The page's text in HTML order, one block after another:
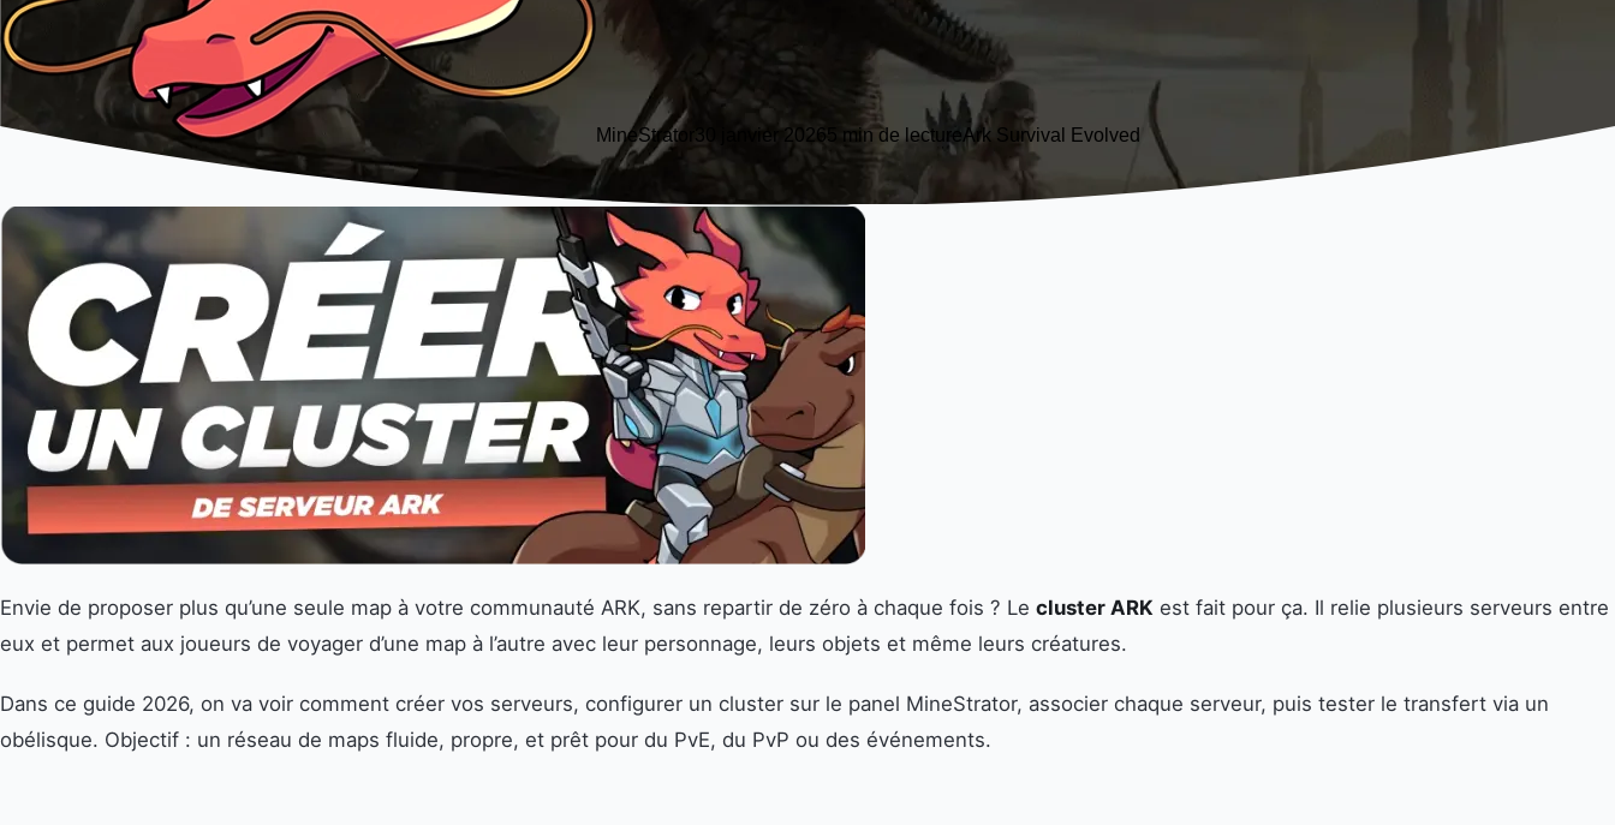
MineStrator30 janvier 2026 5 min de lectureArk Survival Evolved
Envie de proposer plus qu’une seule map à votre communauté ARK, sans repartir de zéro à chaque fois ? Le cluster ARK est fait pour ça. Il relie plusieurs serveurs entre
eux et permet aux joueurs de voyager d’une map à l’autre avec leur personnage, leurs objets et même leurs créatures.
Dans ce guide 2026, on va voir comment créer vos serveurs, configurer un cluster sur le panel MineStrator, associer chaque serveur, puis tester le transfert via un
obélisque. Objectif : un réseau de maps fluide, propre, et prêt pour du PvE, du PvP ou des événements.